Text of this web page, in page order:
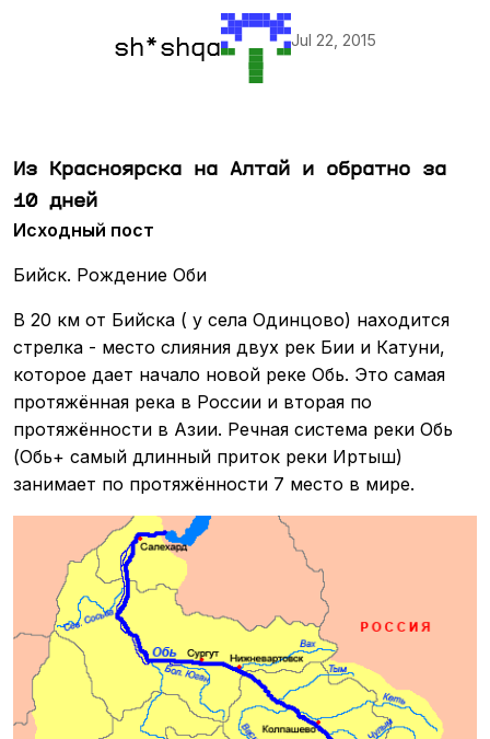
sh*shqa Jul 22, 2015
Из Красноярска на Алтай и обратно за
10 дней
Исходный пост
Бийск. Рождение Оби
В 20 км от Бийска ( у села Одинцово) находится
стрелка - место слияния двух рек Бии и Катуни,
которое дает начало новой реке Обь. Это самая
протяжённая река в России и вторая по
протяжённости в Азии. Речная система реки Обь
(Обь+ самый длинный приток реки Иртыш)
занимает по протяжённости 7 место в мире.